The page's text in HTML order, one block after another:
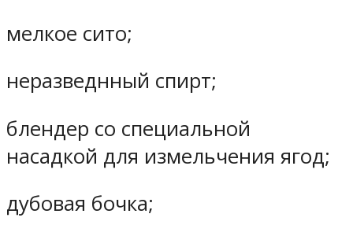
мелкое сито;
неразведнный спирт;
блендер со специальной
насадкой для измельчения ягод;
дубовая бочка;